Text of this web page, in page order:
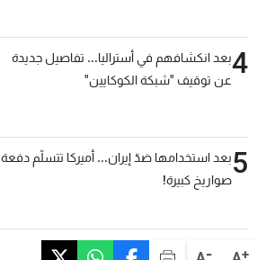
+
-
4بعد انكشافهم في أستراليا... تفاصيل جديدة
عن توقيف "شبكة الكوكايين"
5بعد استخدامها ضدّ إيران... أميركا تتسلّم دفعة
صواريخ كبيرة!